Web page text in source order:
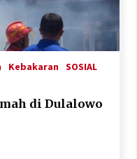
Kebakaran SOSIAL
di Dulalowo